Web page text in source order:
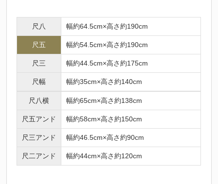
尺八 幅約64.5cm×高さ約190cm
尺五 幅約54.5cm×高さ約190cm
尺三 幅約44.5cm×高さ約175cm
尺幅 幅約35cm×高さ約140cm
尺八横 幅約65cm×高さ約138cm
尺五アンド 幅約58cm×高さ約150cm
尺三アンド 幅約46.5cm×高さ約90cm
尺二アンド 幅約44cm×高さ約120cm